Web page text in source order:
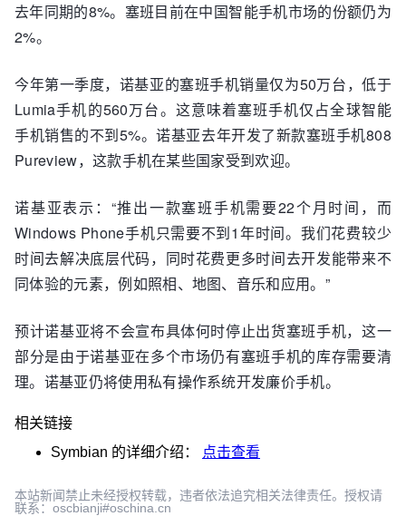
去年同期的8%。塞班目前在中国智能手机市场的份额仍为
2%。
今年第一季度，诺基亚的塞班手机销量仅为50万台，低于
Lumia手机的560万台。这意味着塞班手机仅占全球智能
手机销售的不到5%。诺基亚去年开发了新款塞班手机808
Pureview，这款手机在某些国家受到欢迎。
诺基亚表示：“推出一款塞班手机需要22个月时间，而
Windows Phone手机只需要不到1年时间。我们花费较少
时间去解决底层代码，同时花费更多时间去开发能带来不
同体验的元素，例如照相、地图、音乐和应用。”
预计诺基亚将不会宣布具体何时停止出货塞班手机，这一
部分是由于诺基亚在多个市场仍有塞班手机的库存需要清
理。诺基亚仍将使用私有操作系统开发廉价手机。
相关链接
Symbian 的详细介绍： 点击查看
本站新闻禁止未经授权转载，违者依法追究相关法律责任。授权请
联系：oscbianji#oschina.cn